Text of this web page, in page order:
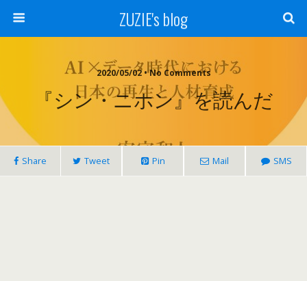
ZUZIE's blog
2020/05/02 • No Comments
『シン・ニホン』を読んだ
Share Tweet Pin Mail SMS